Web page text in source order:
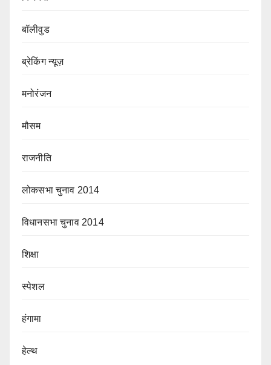
बॉलीवुड
ब्रेकिंग न्यूज़
मनोरंजन
मौसम
राजनीति
लोकसभा चुनाव 2014
विधानसभा चुनाव 2014
शिक्षा
स्पेशल
हंगामा
हेल्थ